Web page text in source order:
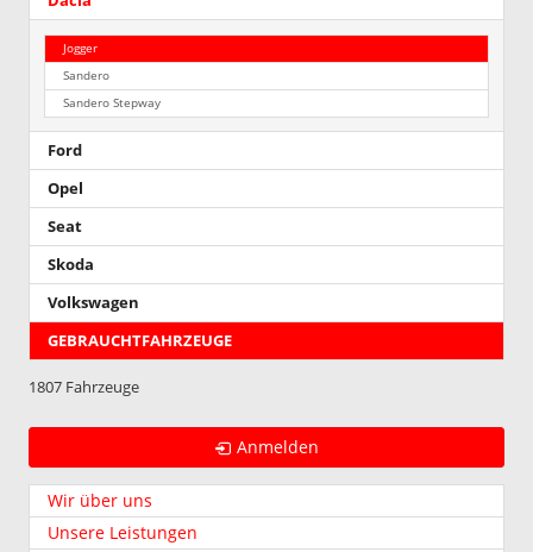
Jogger
Sandero
Sandero Stepway
Ford
Opel
Seat
Skoda
Volkswagen
GEBRAUCHTFAHRZEUGE
1807 Fahrzeuge
Anmelden
Wir über uns
Unsere Leistungen